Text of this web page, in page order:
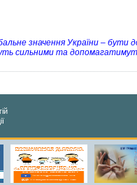
значення України – бути
сильними та